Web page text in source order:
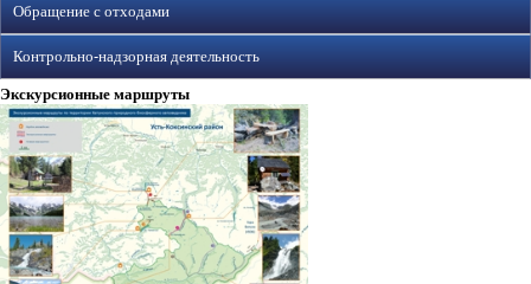
Обращение с отходами
Контрольно-надзорная деятельность
Экскурсионные маршруты